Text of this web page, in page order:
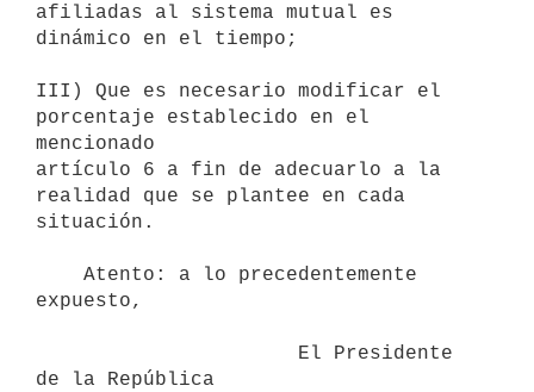
afiliadas al sistema mutual es
dinámico en el tiempo;
III) Que es necesario modificar el
porcentaje establecido en el
mencionado
artículo 6 a fin de adecuarlo a la
realidad que se plantee en cada
situación.
expuesto,
de la República